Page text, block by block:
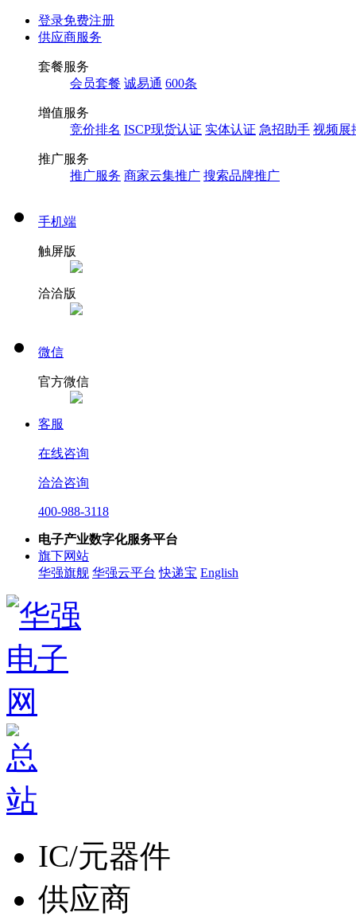
登录免费注册
供应商服务
套餐服务
会员套餐 诚易通 600条
增值服务
竞价排名 ISCP现货认证 实体认证 急招助手 视频展
推广服务
推广服务 商家云集推广 搜索品牌推广
手机端
触屏版
洽洽版
微信
官方微信
客服
在线咨询
洽洽咨询
400-988-3118
电子产业数字化服务平台
旗下网站
华强旗舰 华强云平台 快递宝 English
IC/元器件
供应商